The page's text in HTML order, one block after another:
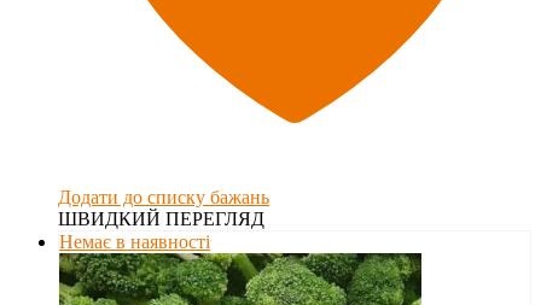
Додати до списку бажань
ШВИДКИЙ ПЕРЕГЛЯД
Немає в наявності